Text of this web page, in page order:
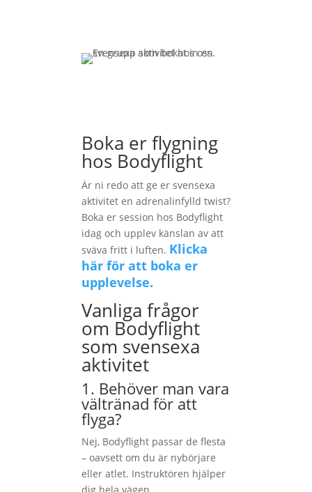
Boka er flygning
hos Bodyflight
Är ni redo att ge er svensexa
aktivitet en adrenalinfylld twist?
Boka er session hos Bodyflight
idag och upplev känslan av att
sväva fritt i luften. Klicka
här för att boka er
upplevelse.
Vanliga frågor
om Bodyflight
som svensexa
aktivitet
1. Behöver man vara
vältränad för att
flyga?
Nej, Bodyflight passar de flesta
– oavsett om du är nybörjare
eller atlet. Instruktören hjälper
dig hela vägen.